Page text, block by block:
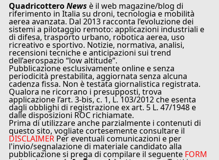
QuadricotteroNews è il web magazine/blog di
riferimento in Italia su droni, tecnologia e mobilità
aerea avanzata. Dal 2013 racconta l’evoluzione dei
sistemi a pilotaggio remoto: applicazioni industriali e
di difesa, trasporto urbano, robotica aerea, uso
ricreativo e sportivo. Notizie, normativa, analisi,
recensioni tecniche e anticipazioni sui trend
dell’aerospazio “low altitude”.
Pubblicazione esclusivamente online e senza
periodicità prestabilita, aggiornata senza alcuna
cadenza fissa. Non è testata giornalistica registrata.
Qualora ne ricorrano i presupposti, trova
applicazione l’art. 3-bis, c. 1, L. 103/2012 che esenta
dagli obblighi di registrazione ex art. 5 L. 47/1948 e
dalle disposizioni ROC richiamate.
Prima di utilizzare anche parzialmente i contenuti di
questo sito, vogliate cortesemente consultare il
DISCLAIMER Per eventuali comunicazioni e per
l'invio/segnalazione di materiale candidato alla
pubblicazione si prega di compilare il seguente FORM